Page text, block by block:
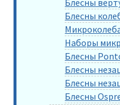
Блесны
Блесны
Наборы
Блесны
Блесны
Блесны
Блесны